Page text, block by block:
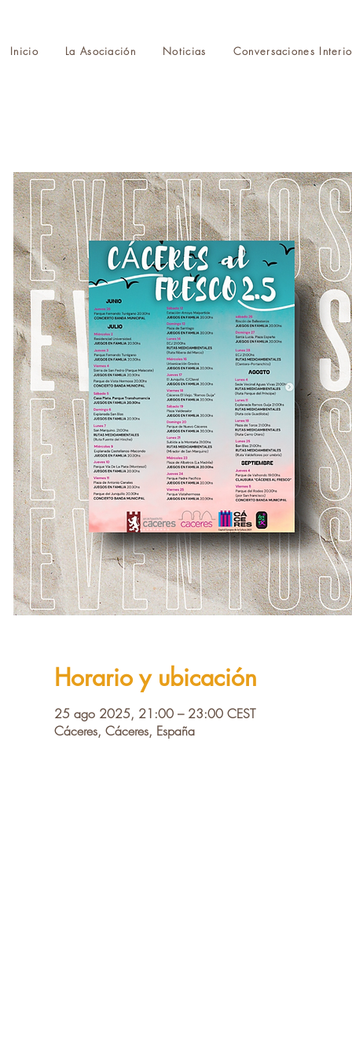
Inicio La Asociación Noticias Conversaciones
Horario y ubicación
25 ago 2025, 21:00 – 23:00 CEST
Cáceres, Cáceres, España